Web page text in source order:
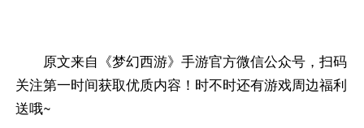
原文来自《梦幻西游》手游官方微信公众号，扫码
关注第一时间获取优质内容！时不时还有游戏周边福利
送哦~